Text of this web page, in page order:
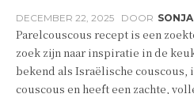
DECEMBER 22, 2025 DOOR SONJA
Parelcouscous recept is een
zoek zijn naar inspiratie in de
bekend als Israëlische couscous,
couscous en heeft een zachte,